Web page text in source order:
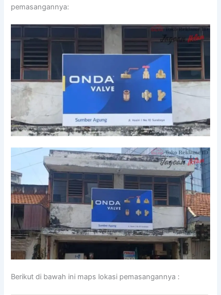
pemasangannya:
Berikut di bawah ini maps lokasi pemasangannya :